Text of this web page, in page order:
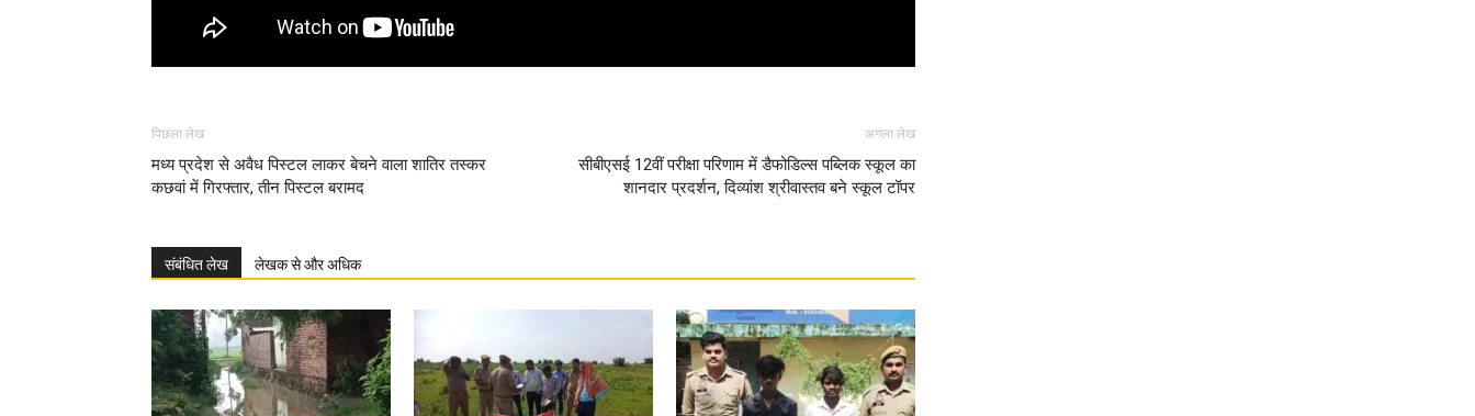
पिछला लेख
मध्य प्रदेश से अवैध पिस्टल लाकर बेचने वाला शातिर तस्कर
कछवां में गिरफ्तार, तीन पिस्टल बरामद
अगला लेख
सीबीएसई 12वीं परीक्षा परिणाम में डैफोडिल्स पब्लिक स्कूल का
शानदार प्रदर्शन, दिव्यांश श्रीवास्तव बने स्कूल टॉपर
संबंधित लेख लेखक से और अधिक